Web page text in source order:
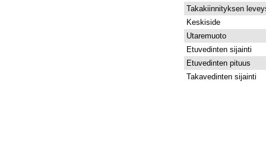
Takakiinnityksen
Keskiside
Utaremuoto
Etuvedinten sijainti
Etuvedinten pituus
Takavedinten sijainti